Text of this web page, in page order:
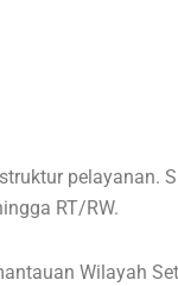
pelayanan.
RT/RW.
Wilayah